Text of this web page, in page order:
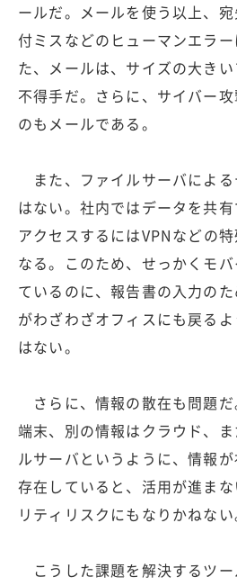
ールだ。メールを使う以上、
付ミスなどのヒューマンエラ
た、メールは、サイズの大き
不得手だ。さらに、サイバー
のもメールである。
また、ファイルサーバによ
はない。社内ではデータを共
アクセスするにはVPNなどの
なる。このため、せっかくモ
ているのに、報告書の入力の
がわざわざオフィスにも戻る
はない。
さらに、情報の散在も問題
端末、別の情報はクラウド、
ルサーバというように、情報
存在していると、活用が進ま
リティリスクにもなりかねない
こうした課題を解決するツ